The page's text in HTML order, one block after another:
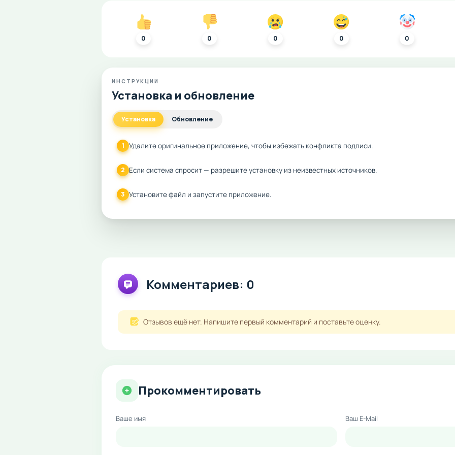
0 0 0 0 0
ИНСТРУКЦИИ
Установка и обновление
Установка Обновление
1 Удалите оригинальное приложение, чтобы избежать конфликта подписи.
2 Если система спросит — разрешите установку из неизвестных источников.
3 Установите файл и запустите приложение.
Комментариев: 0
Отзывов ещё нет. Напишите первый комментарий и поставьте оценку.
Прокомментировать
Ваше имя Ваш E-Mail